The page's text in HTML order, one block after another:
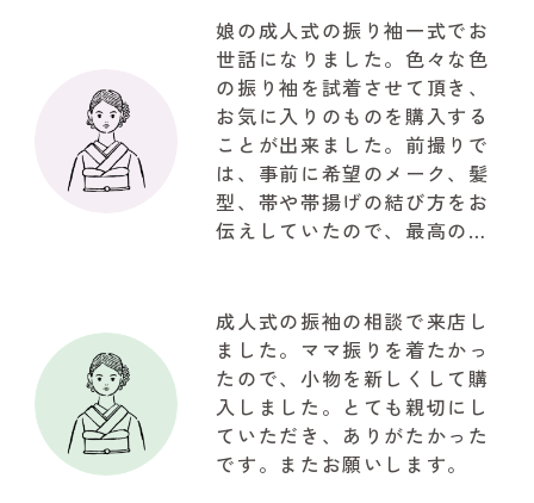
娘の成人式の振り袖一式でお
世話になりました。色々な色
の振り袖を試着させて頂き、
お気に入りのものを購入する
ことが出来ました。前撮りで
は、事前に希望のメーク、髪
型、帯や帯揚げの結び方をお
伝えしていたので、最高の仕
以上の写真が取れて大満足で
した。関わって下さいました
『やまと』のスタッフの皆様
に感謝でいっぱいです!!!有難
うございました
成人式の振袖の相談で来店し
ました。ママ振りを着たかっ
たので、小物を新しくして購
入しました。とても親切にし
ていただき、ありがたかった
です。またお願いします。